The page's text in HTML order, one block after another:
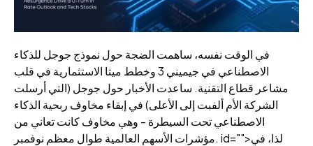
في الوقت نفسه، ساهمت الضجة حول نموذج جوجل للذكاء
الاصطناعي في جيميني 3 وخطط ميتا الاستثمارية في قلب
مشاعر قطاع التقنية. ساعدت الأخبار حول جوجل (التي أرسلت
الشركة الأم ألفبت إلى الأعلى) في إبقاء مخاوف ربحية الذكاء
الاصطناعي تحت السيطرة - وهي مخاوف كانت تعاني من
مؤشرات الأسهم العالمية طوال معظم نوفمبر. id="">لذا، في